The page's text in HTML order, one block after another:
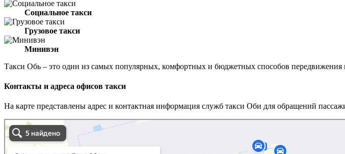
Социальное такси
Грузовое такси
Минивэн
Такси Обь – это один из самых популярных, комфортных и бюджетных способов передвижения
Контакты и адреса офисов такси
На карте представлены адрес и контактная информация служб такси Оби для обращений